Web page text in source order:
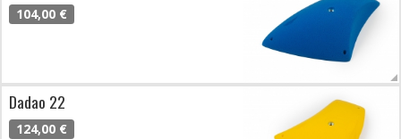
104,00 €
Dadao 22
124,00 €